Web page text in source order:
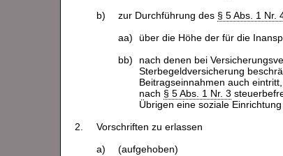
b)
zur Durchführung des § 5 Abs. 1 Nr.
aa)
über die Höhe der für die
bb)
nach denen bei
Sterbegeldversicherung
Beitragseinnahmen auch
nach § 5 Abs. 1 Nr. 3
Übrigen eine soziale
2.
Vorschriften zu erlassen
a)
(aufgehoben)